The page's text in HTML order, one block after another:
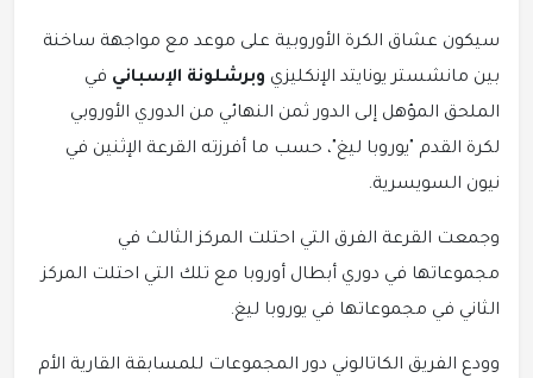
سيكون عشاق الكرة الأوروبية على موعد مع مواجهة ساخنة
بين مانشستر يونايتد الإنكليزي وبرشلونة الإسباني في
الملحق المؤهل إلى الدور ثمن النهائي من الدوري الأوروبي
لكرة القدم "يوروبا ليغ"، حسب ما أفرزته القرعة الإثنين في
نيون السويسرية.
وجمعت القرعة الفرق التي احتلت المركز الثالث في
مجموعاتها في دوري أبطال أوروبا مع تلك التي احتلت المركز
الثاني في مجموعاتها في يوروبا ليغ.
وودع الفريق الكاتالوني دور المجموعات للمسابقة القارية الأم